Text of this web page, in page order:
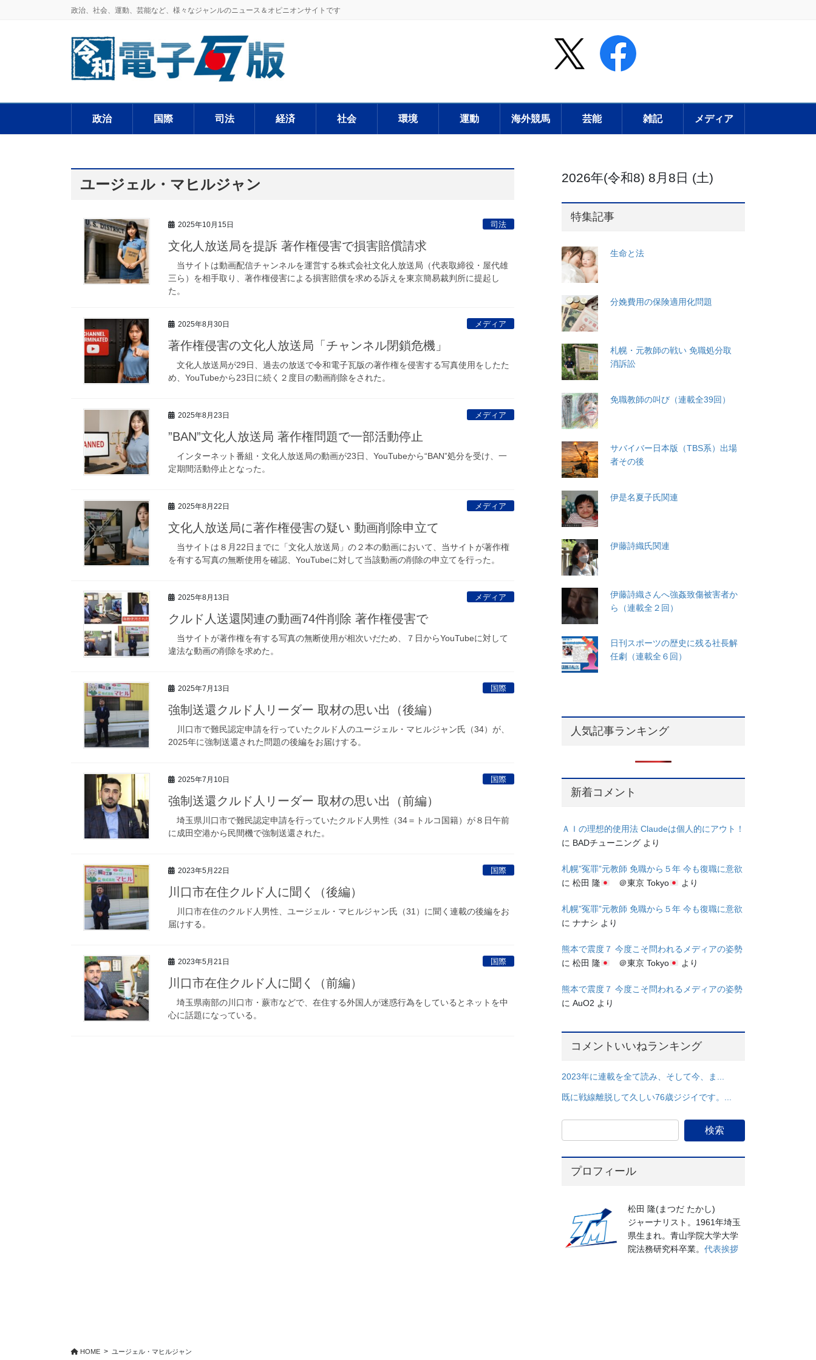
政治、社会、運動、芸能など、様々なジャンルのニュース＆オピニオンサイトです
政治 国際 司法 経済 社会 環境 運動 海外競馬 芸能 雑記 メディア
ユージェル・マヒルジャン
2025年10月15日 司法
文化人放送局を提訴 著作権侵害で損害賠償請求
当サイトは動画配信チャンネルを運営する株式会社文化人放送局（代表取締役・屋代雄
三ら）を相手取り、著作権侵害による損害賠償を求める訴えを東京簡易裁判所に提起し
た。
2025年8月30日 メディア
著作権侵害の文化人放送局「チャンネル閉鎖危機」
文化人放送局が29日、過去の放送で令和電子瓦版の著作権を侵害する写真使用をしたた
め、YouTubeから23日に続く２度目の動画削除をされた。
2025年8月23日 メディア
”BAN”文化人放送局 著作権問題で一部活動停止
インターネット番組・文化人放送局の動画が23日、YouTubeから“BAN”処分を受け、一
定期間活動停止となった。
2025年8月22日 メディア
文化人放送局に著作権侵害の疑い 動画削除申立て
当サイトは８月22日までに「文化人放送局」の２本の動画において、当サイトが著作権
を有する写真の無断使用を確認、YouTubeに対して当該動画の削除の申立てを行った。
2025年8月13日 メディア
クルド人送還関連の動画74件削除 著作権侵害で
当サイトが著作権を有する写真の無断使用が相次いだため、７日からYouTubeに対して
違法な動画の削除を求めた。
2025年7月13日 国際
強制送還クルド人リーダー 取材の思い出（後編）
川口市で難民認定申請を行っていたクルド人のユージェル・マヒルジャン氏（34）が、
2025年に強制送還された問題の後編をお届けする。
2025年7月10日 国際
強制送還クルド人リーダー 取材の思い出（前編）
埼玉県川口市で難民認定申請を行っていたクルド人男性（34＝トルコ国籍）が８日午前
に成田空港から民間機で強制送還された。
2023年5月22日 国際
川口市在住クルド人に聞く（後編）
川口市在住のクルド人男性、ユージェル・マヒルジャン氏（31）に聞く連載の後編をお
届けする。
2023年5月21日 国際
川口市在住クルド人に聞く（前編）
埼玉県南部の川口市・蕨市などで、在住する外国人が迷惑行為をしているとネットを中
心に話題になっている。
2026年(令和8) 8月8日 (土)
特集記事
生命と法
分娩費用の保険適用化問題
札幌・元教師の戦い 免職処分取
消訴訟
免職教師の叫び（連載全39回）
サバイバー日本版（TBS系）出場
者その後
伊是名夏子氏関連
伊藤詩織氏関連
伊藤詩織さんへ強姦致傷被害者か
ら（連載全２回）
日刊スポーツの歴史に残る社長解
任劇（連載全６回）
人気記事ランキング
新着コメント
ＡＩの理想的使用法 Claudeは個人的にアウト！
に BADチューニング より
札幌”冤罪”元教師 免職から５年 今も復職に意欲
に松田 隆 ＠東京 Tokyo より
札幌”冤罪”元教師 免職から５年 今も復職に意欲
にナナシ より
熊本で震度７ 今度こそ問われるメディアの姿勢
に松田 隆 ＠東京 Tokyo より
熊本で震度７ 今度こそ問われるメディアの姿勢
にAuO2 より
コメントいいねランキング
2023年に連載を全て読み、そして今、ま...
既に戦線離脱して久しい76歳ジジイです。...
プロフィール
松田 隆(まつだ たかし)
ジャーナリスト。1961年埼玉
県生まれ。青山学院大学大学
院法務研究科卒業。代表挨拶
HOME ユージェル・マヒルジャン